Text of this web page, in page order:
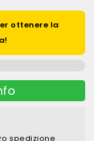
ottenere la
spedizione